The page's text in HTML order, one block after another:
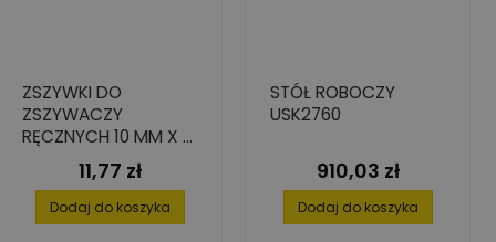
ZSZYWKI DO
ZSZYWACZY
RĘCZNYCH 10 MM X 8
MM TYP53
Cena
11,77 zł
Dodaj do koszyka
STÓŁ ROBOCZY
USK2760
Cena
910,03 zł
Dodaj do koszyka